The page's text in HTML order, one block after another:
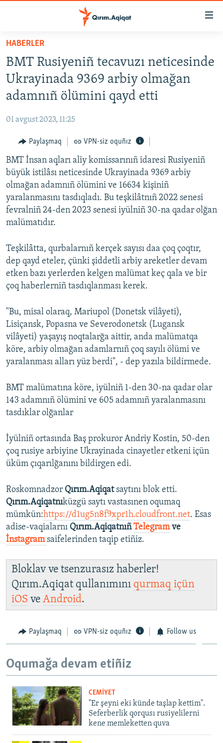
Esas
qaytmaq
Baş
navigatsiyağa
qaytmaq
Qıdıruvğa
qaytmaq
SİYASET
İQTİSADİYAT
MEDENİYET
İNSAN AQLARI
VİDEO
SÜRET
BLOGLAR
FİKİR
Русский
Українською
QOŞULIÑIZ!
RFE/RS bütün saytları
HABERLER
BMT Rusiyeniñ tecavuzı neticesinde
Ukrayinada 9369 arbiy olmağan
adamnıñ ölümini qayd etti
01 avgust 2023, 11:25
Paylaşmaq VPN-siz oquñız
BMT İnsan aqları aliy komissarınıñ idaresi Rusiyeniñ
büyük istilâsı neticesinde Ukrayinada 9369 arbiy
olmağan adamnıñ ölümini ve 16634 kişiniñ
yaralanmasını tasdıqladı. Bu teşkilâtnıñ 2022 senesi
fevralniñ 24-den 2023 senesi iyülniñ 30-na qadar olğan
malümatıdır.
Teşkilâtta, qurbalarnıñ kerçek sayısı daa çoq çoqtır,
dep qayd eteler, çünki şiddetli arbiy areketler devam
etken bazı yerlerden kelgen malümat keç qala ve bir
çoq haberlerniñ tasdıqlanması kerek.
"Bu, misal olaraq, Mariupol (Donetsk vilâyeti),
Lisiçansk, Popasna ve Severodonetsk (Lugansk
vilâyeti) yaşayış noqtalarğa aittir, anda malümatqa
köre, arbiy olmağan adamlarnıñ çoq sayılı ölümi ve
yaralanması alları yüz berdi", - dep yazıla bildirmede.
BMT malümatına köre, iyülniñ 1-den 30-na qadar olar
143 adamnıñ ölümini ve 605 adamnıñ yaralanmasını
tasdıklar olğanlar
İyülniñ ortasında Baş prokuror Andriy Kostin, 50-den
çoq rusiye arbiyine Ukrayinada cinayetler etkeni içün
üküm çıqarılğanını bildirgen edi.
Roskomnadzor Qırım.Aqiqatsaytını blok etti.
Qırım.Aqiqatnıküzgü saytı vastasınen oqumaq
mümkün:https://d1ug5n8f9xpr1h.cloudfront.net. Esas
adise-vaqialarnı Qırım.AqiqatnıñTelegramve
İnstagramsaifelerinden taqip etiñiz.
Bloklav ve tsenzurasız haberler!
Qırım.Aqiqat qullanımını qurmaq içün
iOS ve Android.
Paylaşmaq VPN-siz oquñız Follow us
Oqumağa devam etiñiz
CEMİYET
"Er şeyni eki künde taşlap kettim".
Seferberlik qorqusı rusiyelilerni
kene memleketten quva